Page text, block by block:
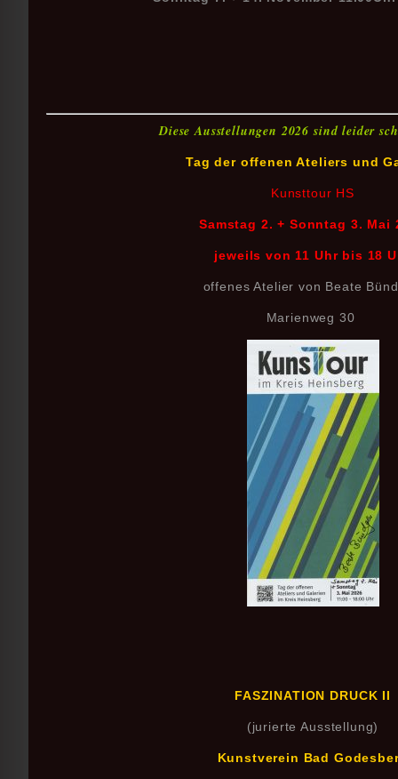
Diese Ausstellungen 2026 sind leider
Tag der offenen Ateliers und
Kunsttour HS
Samstag 2. + Sonntag 3. Mai
jeweils von 11 Uhr bis 18
offenes Atelier von Beate
Marienweg 30
FASZINATION DRUCK II
(jurierte Ausstellung)
Kunstverein Bad